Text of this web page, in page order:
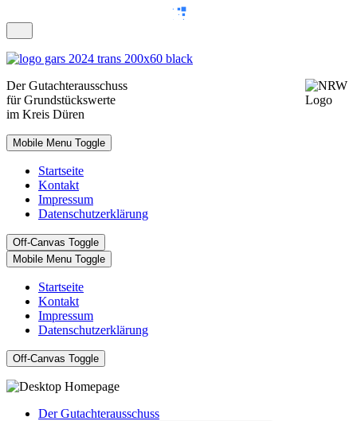
DerGutachterausschuss
für Grundstückswerte
im Kreis Düren
Mobile Menu Toggle
Startseite
Kontakt
Impressum
Datenschutzerklärung
Off-Canvas Toggle
Mobile Menu Toggle
Startseite
Kontakt
Impressum
Datenschutzerklärung
Off-Canvas Toggle
Der Gutachterausschuss